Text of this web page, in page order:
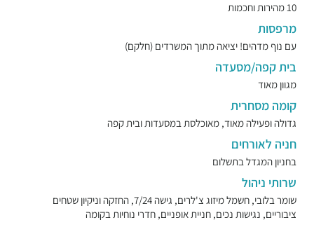
10 מהירות וחכמות
מרפסות
עם נוף מדהים! יציאה מתוך המשרדים (חלקם)
בית קפה/מסעדה
מגוון מאוד
קומה מסחרית
גדולה ופעילה מאוד, מאוכלסת במסעדות ובית קפה
חניה לאורחים
בחניון המגדל בתשלום
שרותי ניהול
שומר בלובי, חשמל מיזוג צ'לרים, גישה 7/24, החזקה וניקיון שטחים
ציבוריים, נגישות נכים, חניית אופניים, חדרי נוחיות בקומה